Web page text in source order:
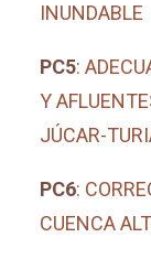
INUNDABLE
PC5:
Y
JÚCAR-
PC6:
CUENCA